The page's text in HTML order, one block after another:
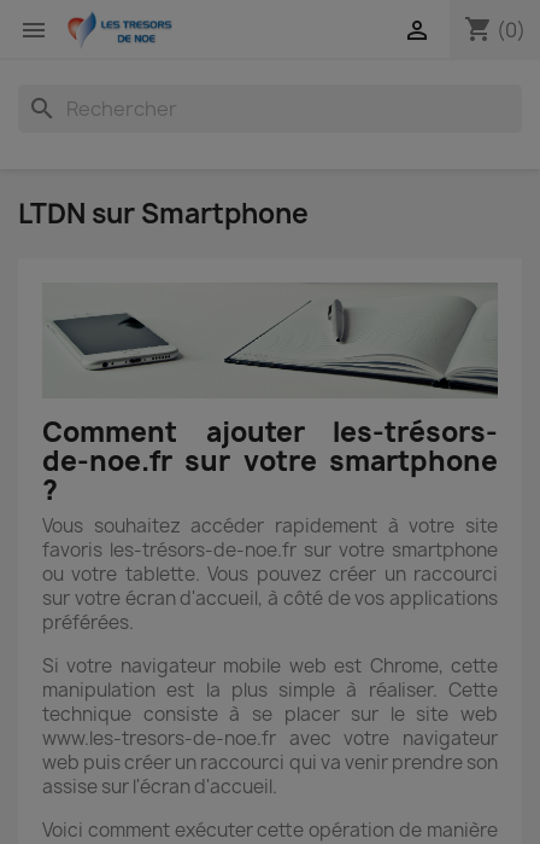
 shopping_cart (0)

search
LTDN sur Smartphone
Comment ajouter les-trésors-
de-noe.fr sur votre smartphone
?
Vous souhaitez accéder rapidement à votre site
favoris les-trésors-de-noe.fr sur votre smartphone
ou votre tablette. Vous pouvez créer un raccourci
sur votre écran d'accueil, à côté de vos applications
préférées.
Si votre navigateur mobile web est Chrome, cette
manipulation est la plus simple à réaliser. Cette
technique consiste à se placer sur le site web
www.les-tresors-de-noe.fr avec votre navigateur
web puis créer un raccourci qui va venir prendre son
assise sur l'écran d'accueil.
Voici comment exécuter cette opération de manière